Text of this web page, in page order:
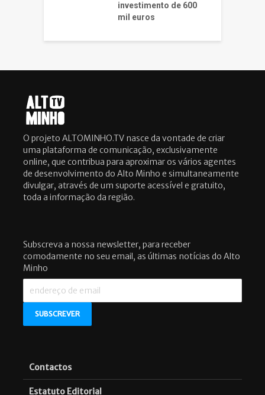
investimento de 600
mil euros
O projeto ALTOMINHO.TV nasce da vontade de criar
uma plataforma de comunicação, exclusivamente
online, que contribua para aproximar os vários agentes
de desenvolvimento do Alto Minho e simultaneamente
divulgar, através de um suporte acessível e gratuito,
toda a informação da região.
Subscreva a nossa newsletter, para receber
comodamente no seu email, as últimas notícias do Alto
Minho
Contactos
Estatuto Editorial